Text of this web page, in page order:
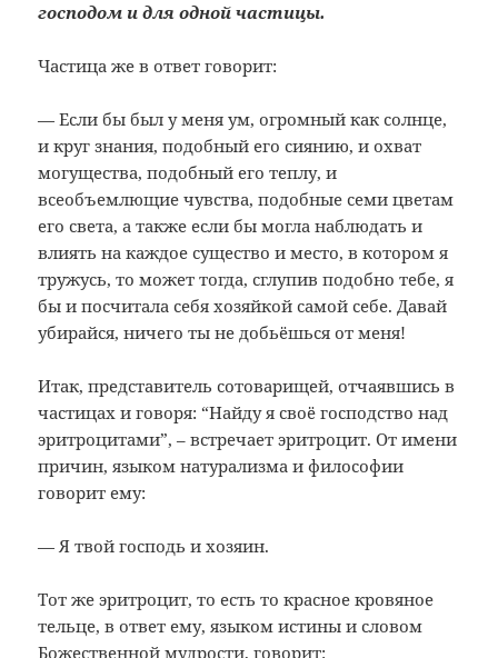
господом и для одной частицы.
Частица же в ответ говорит:
— Если бы был у меня ум, огромный как солнце,
и круг знания, подобный его сиянию, и охват
могущества, подобный его теплу, и
всеобъемлющие чувства, подобные семи цветам
его света, а также если бы могла наблюдать и
влиять на каждое существо и место, в котором я
тружусь, то может тогда, сглупив подобно тебе, я
бы и посчитала себя хозяйкой самой себе. Давай
убирайся, ничего ты не добьёшься от меня!
Итак, представитель сотоварищей, отчаявшись в
частицах и говоря: “Найду я своё господство над
эритроцитами”, – встречает эритроцит. От имени
причин, языком натурализма и философии
говорит ему:
— Я твой господь и хозяин.
Тот же эритроцит, то есть то красное кровяное
тельце, в ответ ему, языком истины и словом
Божественной мудрости, говорит: